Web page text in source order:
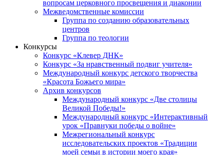
вопросам церковного просвещения и диаконии
Межведомственные комиссии
Группа по созданию образовательных
центров
Группа по теологии
Конкурсы
Конкурс «Клевер ДНК»
Конкурс «За нравственный подвиг учителя»
Международный конкурс детского творчества
«Красота Божьего мира»
Архив конкурсов
Международный конкурс «Две столицы
Великой Победы!»
Международный конкурс «Интерактивный
урок «Правнуки победы о войне»
Межрегиональный конкурс
исследовательских проектов «Традиции
моей семьи в истории моего края»